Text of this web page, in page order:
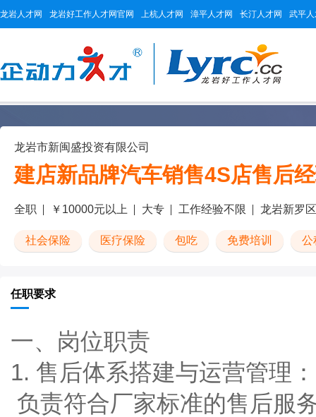
龙岩人才网 龙岩好工作人才网官网 上杭人才网 漳平人才网 长汀人才网 武平
龙岩市新闽盛投资有限公司
建店新品牌汽车销售4S店售后
全职 ￥10000元以上 大专 工作经验不限 龙岩新罗区
社会保险 医疗保险 包吃 免费培训 公
任职要求
一、岗位职责
1. 售后体系搭建与运营管理：
负责符合厂家标准的售后服